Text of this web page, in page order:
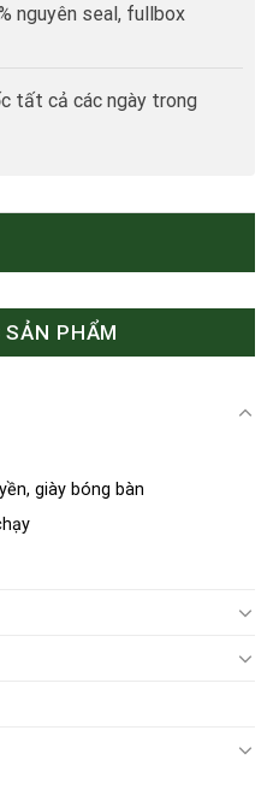
nguyên seal, fullbox
tất cả các ngày trong
SẢN PHẨM
giày bóng bàn